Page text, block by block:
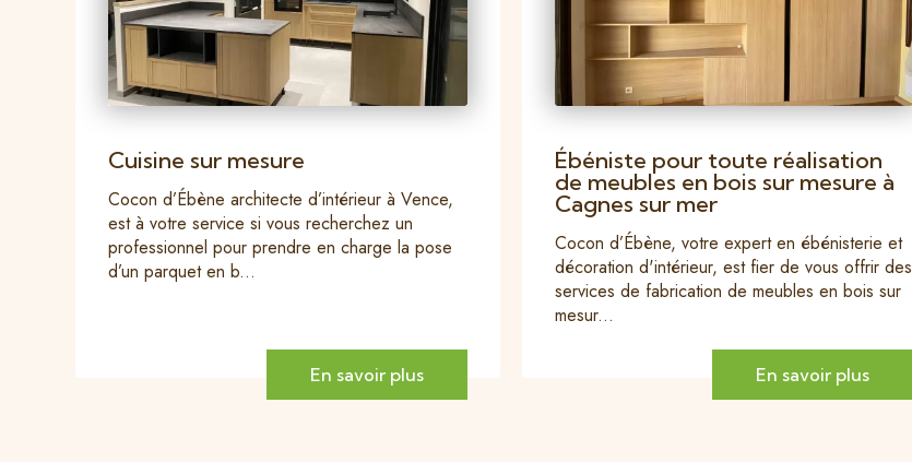
Cuisine sur mesure
Cocon d’Ébène architecte d’intérieur à Vence,
est à votre service si vous recherchez un
professionnel pour prendre en charge la pose
d’un parquet en b...
En savoir plus
Ébéniste pour toute réalisation
de meubles en bois sur mesure à
Cagnes sur mer
Cocon d’Ébène, votre expert en ébénisterie et
décoration d'intérieur, est fier de vous offrir des
services de fabrication de meubles en bois sur
mesur...
En savoir plus